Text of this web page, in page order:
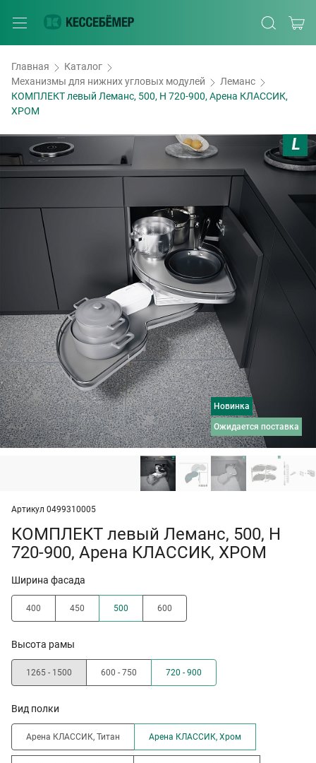
Главная
Каталог
Механизмы для нижних угловых модулей
Леманс
КОМПЛЕКТ левый Леманс, 500, H 720-900, Арена КЛАССИК,
ХРОМ
Новинка
ожидается поставка
Артикул 0499310005
КОМПЛЕКТ левый Леманс, 500, H
720-900, Арена КЛАССИК, ХРОМ
Ширина фасада
400 450 500 600
Высота рамы
1265 - 1500 600 - 750 720 - 900
Вид полки
Арена КЛАССИК, Титан Арена КЛАССИК, Хром